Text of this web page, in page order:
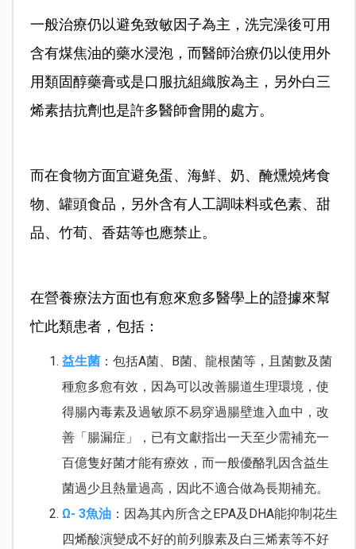
一般治療仍以避免致敏因子為主，洗完澡後可用
含有煤焦油的藥水浸泡，而醫師治療仍以使用外
用類固醇藥膏或是口服抗組織胺為主，另外白三
烯素拮抗劑也是許多醫師會開的處方。
而在食物方面宜避免蛋、海鮮、奶、醃燻燒烤食
物、罐頭食品，另外含有人工調味料或色素、甜
品、竹荀、香菇等也應禁止。
在營養療法方面也有愈來愈多醫學上的證據來幫
忙此類患者，包括：
益生菌：包括A菌、B菌、龍根菌等，且菌數及菌
種愈多愈有效，因為可以改善腸道生理環境，使
得腸內毒素及過敏原不易穿過腸壁進入血中，改
善「腸漏症」，已有文獻指出一天至少需補充一
百億隻好菌才能有療效，而一般優酪乳因含益生
菌過少且熱量過高，因此不適合做為長期補充。
Ω- 3魚油：因為其內所含之EPA及DHA能抑制花生
四烯酸演變成不好的前列腺素及白三烯素等不好